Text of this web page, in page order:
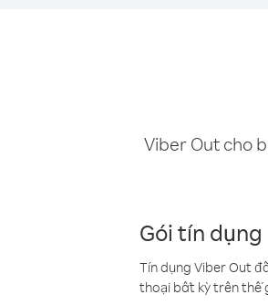
Viber Out cho
Gói tín dụng
Tín dụng Viber Out
thoại bất kỳ trên thế